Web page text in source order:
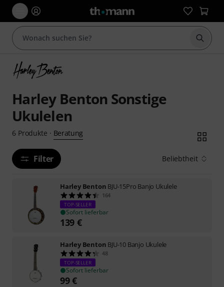
Suche
Harley Benton Sonstige
Ukulelen
6 Produkte · Beratung
Filter Beliebtheit
Harley Benton BJU-15Pro Banjo Ukulele
164
TOP-SELLER
Sofort lieferbar
139 €
Harley Benton BJU-10 Banjo Ukulele
48
TOP-SELLER
Sofort lieferbar
99€